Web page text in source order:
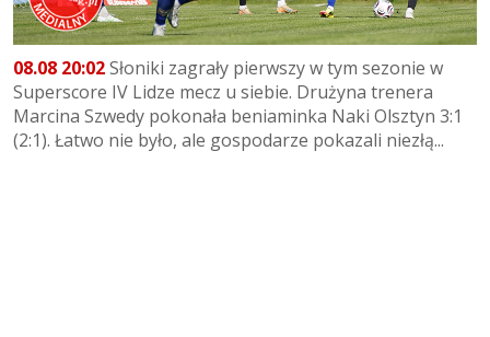
08.08 20:02Słoniki zagrały pierwszy w tym sezonie w
Superscore IV Lidze mecz u siebie. Drużyna trenera
Marcina Szwedy pokonała beniaminka Naki Olsztyn 3:1
(2:1). Łatwo nie było, ale gospodarze pokazali niezłą...